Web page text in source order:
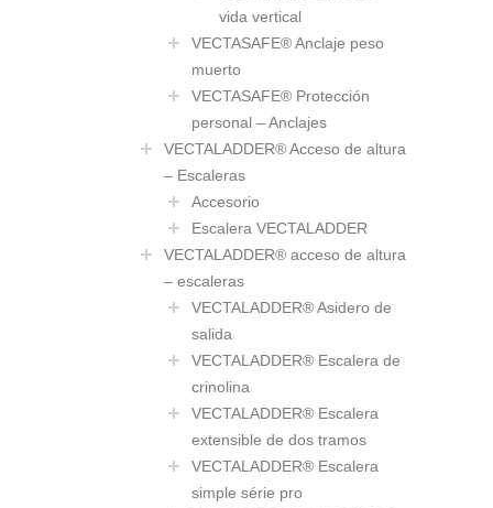
vida vertical
VECTASAFE® Anclaje peso
muerto
VECTASAFE® Protección
personal – Anclajes
VECTALADDER® Acceso de altura
– Escaleras
Accesorio
Escalera VECTALADDER
VECTALADDER® acceso de altura
– escaleras
VECTALADDER® Asidero de
salida
VECTALADDER® Escalera de
crinolina
VECTALADDER® Escalera
extensible de dos tramos
VECTALADDER® Escalera
simple série pro